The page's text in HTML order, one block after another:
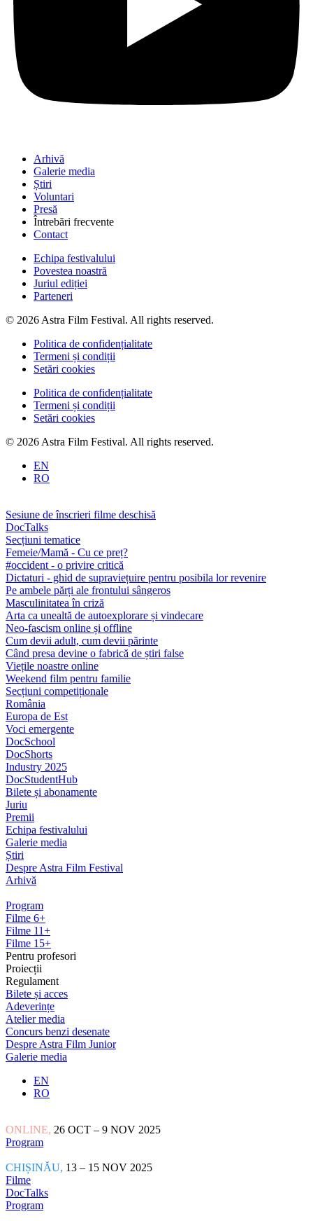
Arhivă
Galerie media
Știri
Voluntari
Presă
Întrebări frecvente
Contact
Echipa festivalului
Povestea noastră
Juriul ediției
Parteneri
© 2026 Astra Film Festival. All rights reserved.
Politica de confidențialitate
Termeni și condiții
Setări cookies
Politica de confidențialitate
Termeni și condiții
Setări cookies
© 2026 Astra Film Festival. All rights reserved.
EN
RO
Sesiune de înscrieri filme deschisă
DocTalks
Secțiuni tematice
Femeie/Mamă - Cu ce preț?
#occident - o privire critică
Dictaturi - ghid de supraviețuire pentru posibila lor revenire
Pe ambele părți ale frontului sângeros
Masculinitatea în criză
Arta ca unealtă de autoexplorare și vindecare
Neo-fascism online și offline
Cum devii adult, cum devii părinte
Când presa devine o fabrică de știri false
Viețile noastre online
Weekend film pentru familie
Secțiuni competiționale
România
Europa de Est
Voci emergente
DocSchool
DocShorts
Industry 2025
DocStudentHub
Bilete și abonamente
Juriu
Premii
Echipa festivalului
Galerie media
Știri
Despre Astra Film Festival
Arhivă
Program
Filme 6+
Filme 11+
Filme 15+
Pentru profesori
Proiecții
Regulament
Bilete și acces
Adeverințe
Atelier media
Concurs benzi desenate
Despre Astra Film Junior
Galerie media
EN
RO
ONLINE, 26 OCT – 9 NOV 2025
Program
CHIȘINĂU, 13 – 15 NOV 2025
Filme
DocTalks
Program